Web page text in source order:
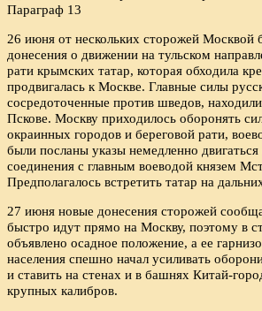
26 июня от нескольких сторожей Москвой
донесения о движении на тульском
рати крымских татар, которая обходила
продвигалась к Москве. Главные силы
сосредоточенные против шведов,
Пскове. Москву приходилось оборонять
окраинных городов и береговой рати,
были посланы указы немедленно
соединения с главным воеводой князем
Предполагалось встретить татар на
27 июня новые донесения сторожей
быстро идут прямо на Москву, поэтому в
объявлено осадное положение, а ее
населения спешно начал усиливать
и ставить на стенах и в башнях Китай-
крупных калибров.